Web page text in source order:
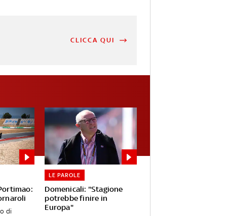
CLICCA QUI
di
Domenicali: "Stagione
potrebbe finire in
Europa"
LE PAROLE